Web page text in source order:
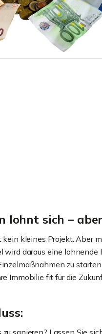
lohnt sich –
kein kleines Projekt. Aber
wird daraus eine lohnende
zu
Immobilie fit für die
zu sanieren? Lassen Sie